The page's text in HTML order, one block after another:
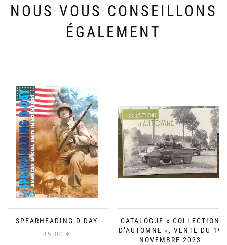
NOUS VOUS CONSEILLONS
ÉGALEMENT
SPEARHEADING D-DAY
45,00 €
CATALOGUE « COLLECTION
D’AUTOMNE », VENTE DU 19
NOVEMBRE 2023